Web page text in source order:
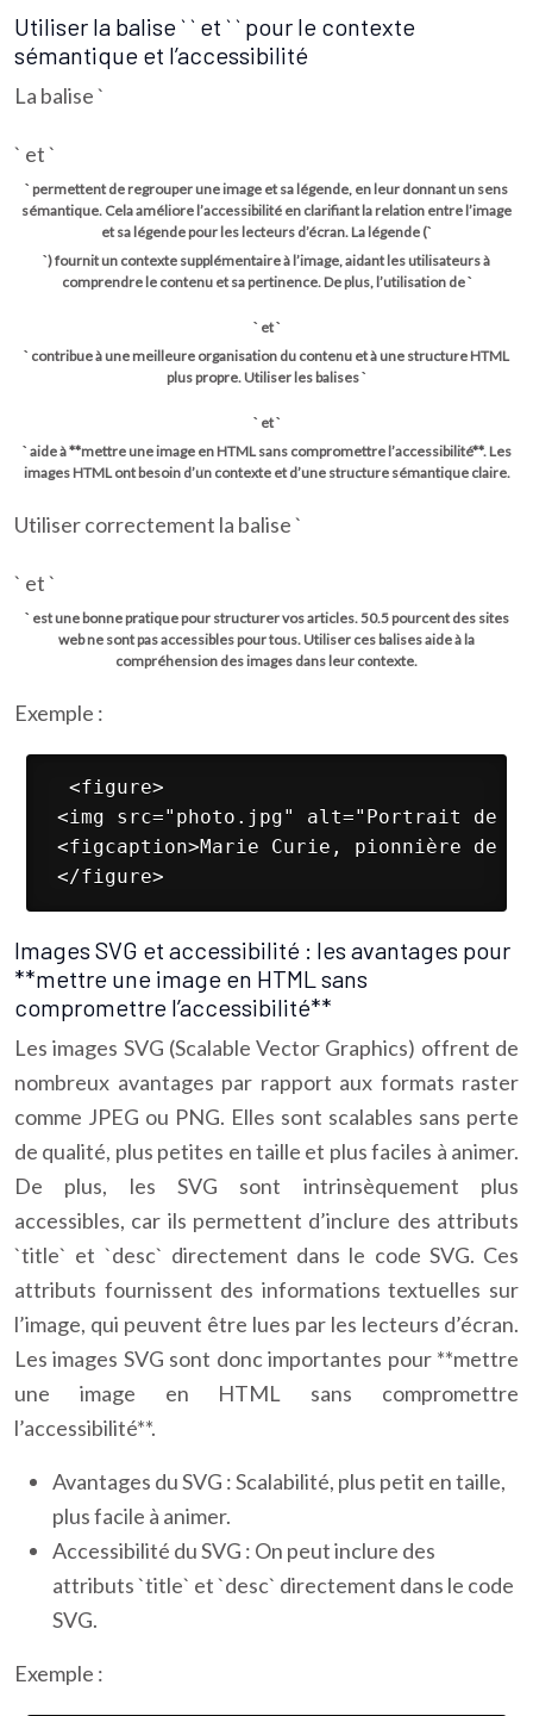
Utiliser la balise ` ` et ` ` pour le contexte
sémantique et l’accessibilité
La balise `
` et `
` permettent de regrouper une image et sa légende, en leur donnant un sens
sémantique. Cela améliore l’accessibilité en clarifiant la relation entre l’image
et sa légende pour les lecteurs d’écran. La légende (`
`) fournit un contexte supplémentaire à l’image, aidant les utilisateurs à
comprendre le contenu et sa pertinence. De plus, l’utilisation de `
` et `
` contribue à une meilleure organisation du contenu et à une structure HTML
plus propre. Utiliser les balises `
` et `
` aide à **mettre une image en HTML sans compromettre l’accessibilité**. Les
images HTML ont besoin d’un contexte et d’une structure sémantique claire.
Utiliser correctement la balise `
` et `
` est une bonne pratique pour structurer vos articles. 50.5 pourcent des sites
web ne sont pas accessibles pour tous. Utiliser ces balises aide à la
compréhension des images dans leur contexte.
Exemple :
<figure>
<img src="photo.jpg" alt="Portrait de
<figcaption>Marie Curie, pionnière de
</figure>
Images SVG et accessibilité : les avantages pour
**mettre une image en HTML sans
compromettre l’accessibilité**
Les images SVG (Scalable Vector Graphics) offrent de
nombreux avantages par rapport aux formats raster
comme JPEG ou PNG. Elles sont scalables sans perte
de qualité, plus petites en taille et plus faciles à animer.
De plus, les SVG sont intrinsèquement plus
accessibles, car ils permettent d’inclure des attributs
`title` et `desc` directement dans le code SVG. Ces
attributs fournissent des informations textuelles sur
l’image, qui peuvent être lues par les lecteurs d’écran.
Les images SVG sont donc importantes pour **mettre
une image en HTML sans compromettre
l’accessibilité**.
Avantages du SVG : Scalabilité, plus petit en taille,
plus facile à animer.
Accessibilité du SVG : On peut inclure des
attributs `title` et `desc` directement dans le code
SVG.
Exemple :